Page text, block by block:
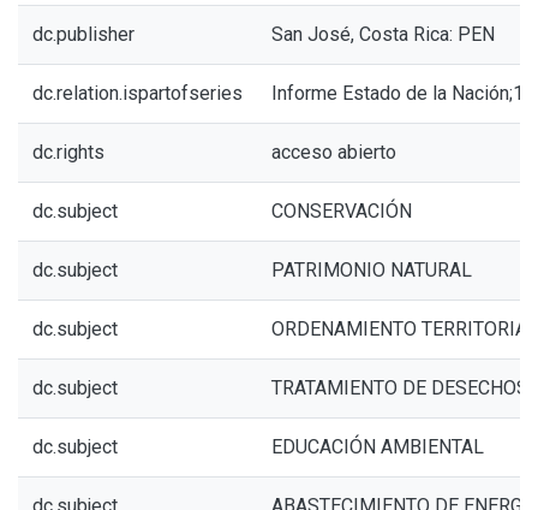
dc.publisher San José, Costa Rica: PEN
dc.relation.ispartofseries Informe Estado de la
dc.rights acceso abierto
dc.subject CONSERVACIÓN
dc.subject PATRIMONIO NATURAL
dc.subject ORDENAMIENTO TERRITORIAL
dc.subject TRATAMIENTO DE DESECHOS
dc.subject EDUCACIÓN AMBIENTAL